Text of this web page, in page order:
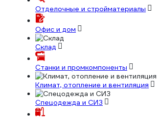
Отделочные и стройматериалы
Офис и дом
Склад
Станки и промкомпоненты
Климат, отопление и вентиляция
Спецодежда и СИЗ